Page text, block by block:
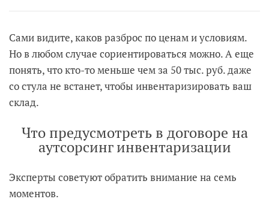
Сами видите, каков разброс по ценам и условиям.
Но в любом случае сориентироваться можно. А еще
понять, что кто-то меньше чем за 50 тыс. руб. даже
со стула не встанет, чтобы инвентаризировать ваш
склад.
Что предусмотреть в договоре на
аутсорсинг инвентаризации
Эксперты советуют обратить внимание на семь
моментов.